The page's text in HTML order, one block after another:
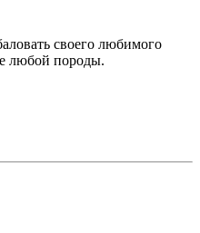
своего любимого
любой породы.